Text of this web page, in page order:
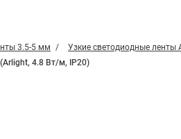
3.5-5 мм
Узкие светодиодные ленты
4.8 Вт/м, IP20)